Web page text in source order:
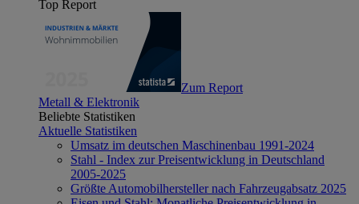
Top Report
Zum Report
Metall & Elektronik
Beliebte Statistiken
Aktuelle Statistiken
Umsatz im deutschen Maschinenbau 1991-2024
Stahl - Index zur Preisentwicklung in Deutschland
2005-2025
Größte Automobilhersteller nach Fahrzeugabsatz 2025